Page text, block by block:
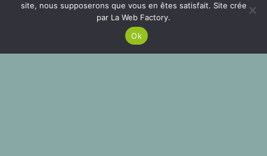
mail clean.environnement@orange.fr
Du lundi au samedi De 5h à 22h
Ce site utilise des cookies. Si vous continuez votre
navigation nous estimons que vous êtes en accord
site, nous supposerons que vous en êtes satisfait. Site crée
par La Web Factory.
Ok